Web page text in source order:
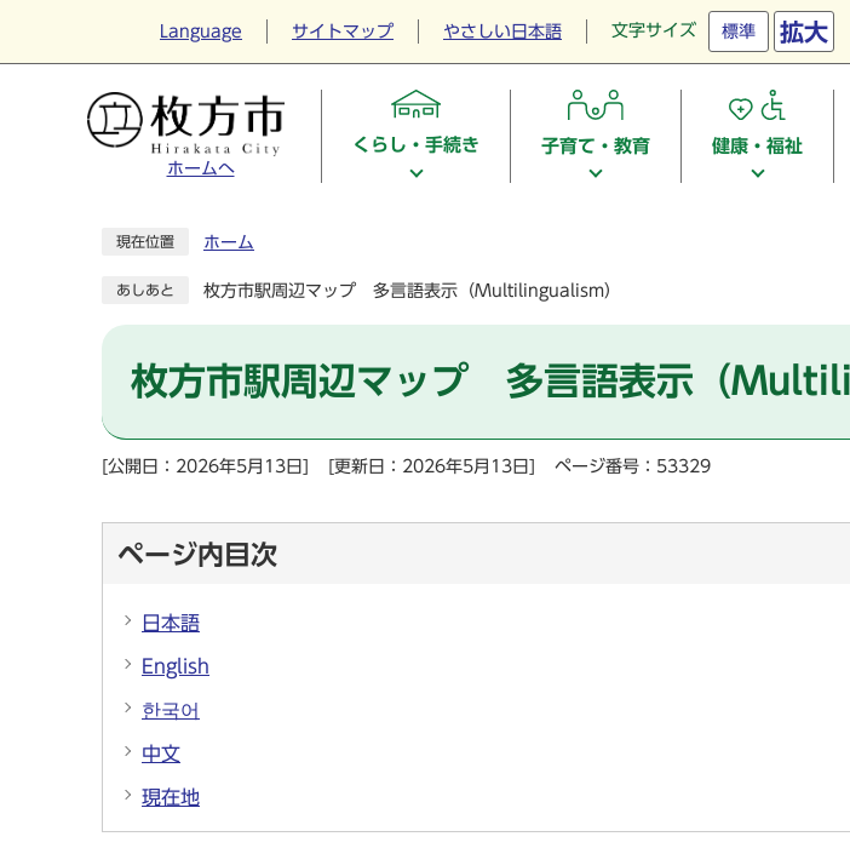
Language サイトマップ やさしい日本語 文字サイズ 標準 拡大
ホームへ
くらし・手続き 子育て・教育 健康・福祉
現在位置 ホーム
あしあと 枚方市駅周辺マップ 多言語表示（Multilingualism）
枚方市駅周辺マップ 多言語表示（
[公開日：2026年5月13日] [更新日：2026年5月13日] ページ番号：53329
ページ内目次
日本語
English
한국어
中文
現在地